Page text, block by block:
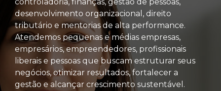
controladoria, finanças, gestão de pessoas,
desenvolvimento organizacional, direito
tributário e mentorias de alta performance.
Atendemos pequenas e médias empresas,
empresários, empreendedores, profissionais
liberais e pessoas que buscam estruturar seus
negócios, otimizar resultados, fortalecer a
gestão e alcançar crescimento sustentável.